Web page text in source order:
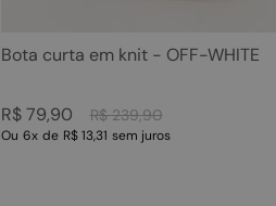
Bota curta em knit - OFF-WHITE
R$ 239,90
R$ 79,90
Ou 6x de R$ 13,31 sem juros